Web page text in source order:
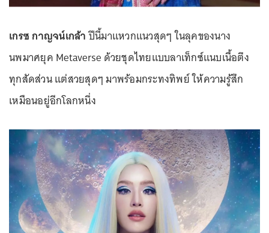
เกรซ กาญจน์เกล้าปีนี้มาแหวกแนวสุดๆ ในลุคของนาง
นพมาศยุค Metaverse ด้วยชุดไทยแบบลาเท็กซ์แนบเนื้อตึง
ทุกสัดส่วน แต่สวยสุดๆ มาพร้อมกระทงทิพย์ ให้ความรู้สึก
เหมือนอยู่อีกโลกหนึ่ง